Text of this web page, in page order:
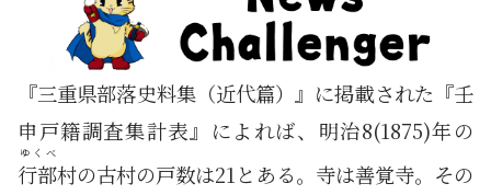
『三重県部落史料集（近代篇）』に掲載された『壬
申戸籍調査集計表』によれば、明治8(1875)年の
行部
ゆくべ
村の古村の戸数は21とある。寺は善覚寺。その